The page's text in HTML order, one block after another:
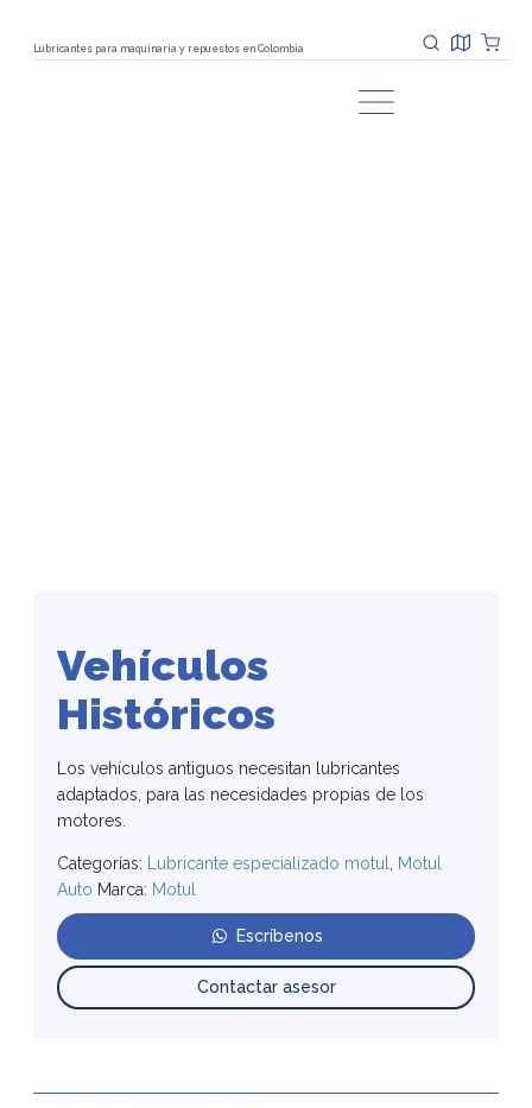
Lubricantes para maquinaria y repuestos en Colombia
Vehículos
Históricos
Los vehículos antiguos necesitan lubricantes
adaptados, para las necesidades propias de los
motores.
Categorías: Lubricante especializado motul
Motul
Auto Marca: Motul
Escríbenos
Contactar asesor